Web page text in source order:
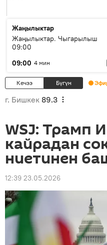
Жаңылыктар
Жаңылыктар. Чыгарылыш
09:00
09:00 4 мин
Кечээ Бүгүн
г. Бишкек 89.3
WSJ: Трамп
кайрадан
ниетинен
12:39 23.05.2026